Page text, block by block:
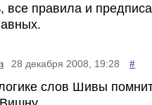
все правила и
28 декабря 2008, 19:28 #
слов Шивы